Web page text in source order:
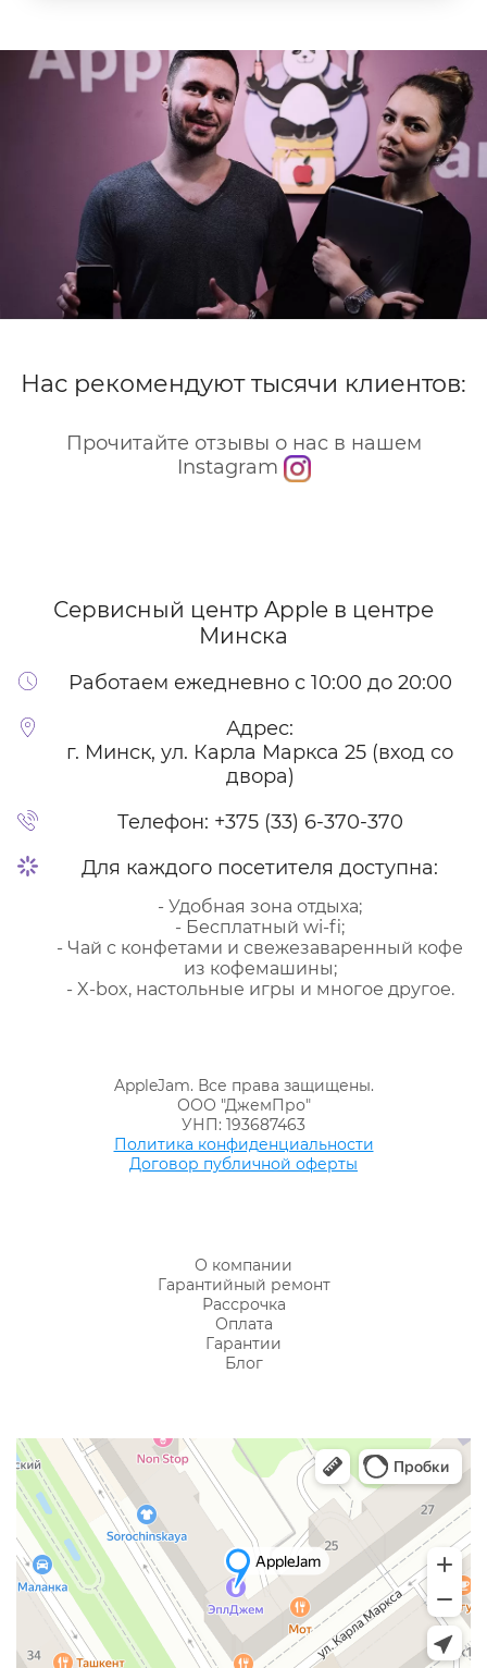
Нас рекомендуют тысячи клиентов:
Прочитайте отзывы о нас в нашем
Instagram
Сервисный центр Apple в центре
Минска
Работаем ежедневно с 10:00 до 20:00
Адрес:
г. Минск, ул. Карла Маркса 25 (вход со
двора)
Телефон: +375 (33) 6-370-370
Для каждого посетителя доступна:
- Удобная зона отдыха;
- Бесплатный wi-fi;
- Чай с конфетами и свежезаваренный кофе
из кофемашины;
- X-box, настольные игры и многое другое.
AppleJam. Все права защищены.
ООО "ДжемПро"
УНП: 193687463
Политика конфиденциальности
Договор публичной оферты
О компании
Гарантийный ремонт
Рассрочка
Оплата
Гарантии
Блог